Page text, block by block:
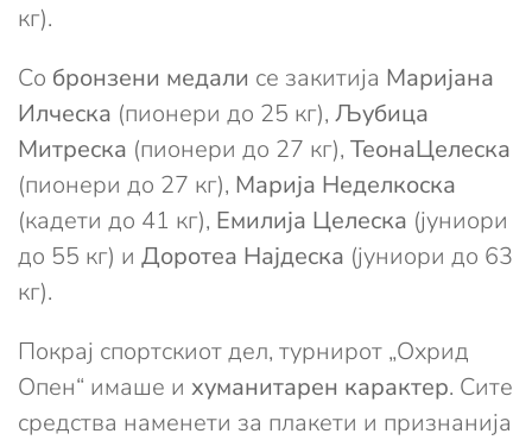
кг).
Со бронзени медали се закитија Маријана
Илческа (пионери до 25 кг), Љубица
Митреска (пионери до 27 кг), ТеонаЦелеска
(пионери до 27 кг), Марија Неделкоска
(кадети до 41 кг), Емилија Целеска (јуниори
до 55 кг) и Доротеа Најдеска (јуниори до 63
кг).
Покрај спортскиот дел, турнирот „Охрид
Опен“ имаше и хуманитарен карактер. Сите
средства наменети за плакети и признанија